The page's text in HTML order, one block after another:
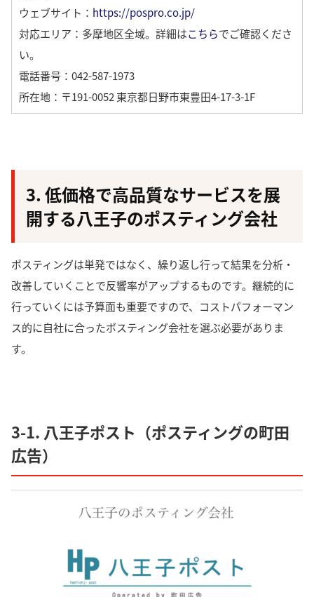
ウェブサイト： https://pospro.co.jp/
対応エリア：多摩地区全域。 詳細はこちらでご確認くださ
い。
電話番号：042-587-1973
所在地：〒191-0052 東京都日野市東豊田4-17-3-1F
3. 低価格で高品質なサービスを展
開する八王子のポスティング会社
ポスティングは単発ではなく、繰り返し行って結果を分析・
改善していくことで反響率がアップするものです。継続的に
行っていくには予算面も重要ですので、コストパフォーマン
ス的に自社に合ったポスティング会社を選ぶ必要がありま
す。
3-1. 八王子ポスト（ポスティングの町田
広告）